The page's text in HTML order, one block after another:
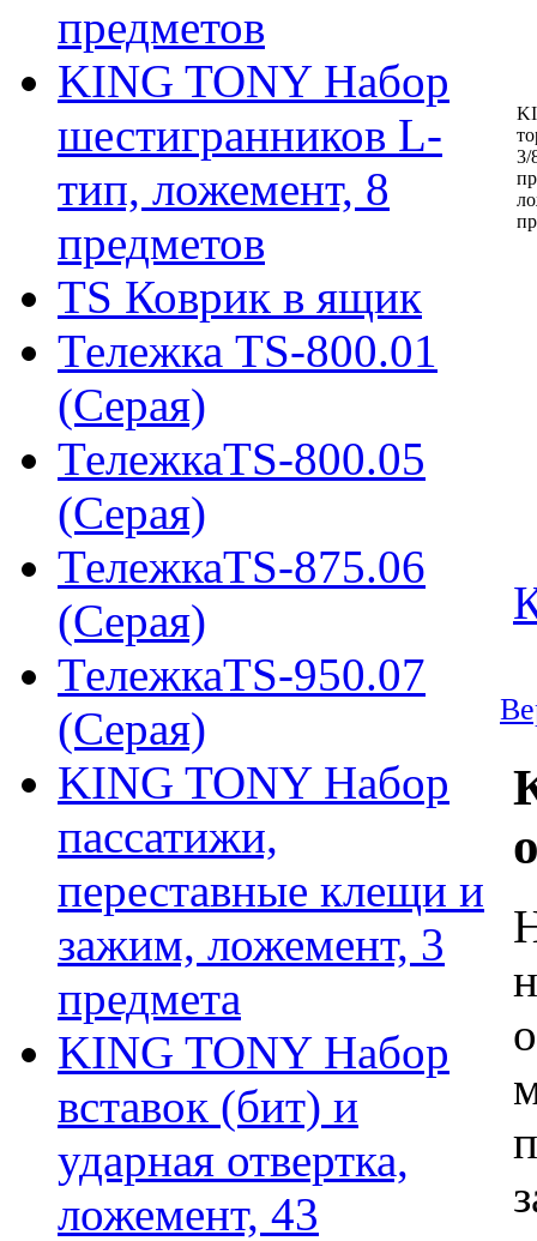
предметов
KING TONY Набор
шестигранников L-
тип, ложемент, 8
предметов
TS Коврик в ящик
Тележка TS-800.01
(Серая)
ТележкаTS-800.05
(Серая)
ТележкаTS-875.06
(Серая)
ТележкаTS-950.07
(Серая)
KING TONY Набор
пассатижи,
переставные клещи и
зажим, ложемент, 3
предмета
KING TONY Набор
вставок (бит) и
ударная отвертка,
ложемент, 43
3/